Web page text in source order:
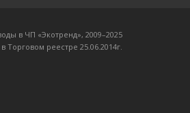
в ЧП «Экотренд», 2009–2025
Торговом реестре 25.06.2014г.